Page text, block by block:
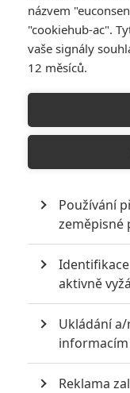
Pro psaní komentářů, se
RECENZE FILMŮ
10
5
8
6
8
názvem
"cookiehub-ac".
vaše signály
12 měsíců.
Používání
zeměpisné
aktivně
Ukládání
Reklama